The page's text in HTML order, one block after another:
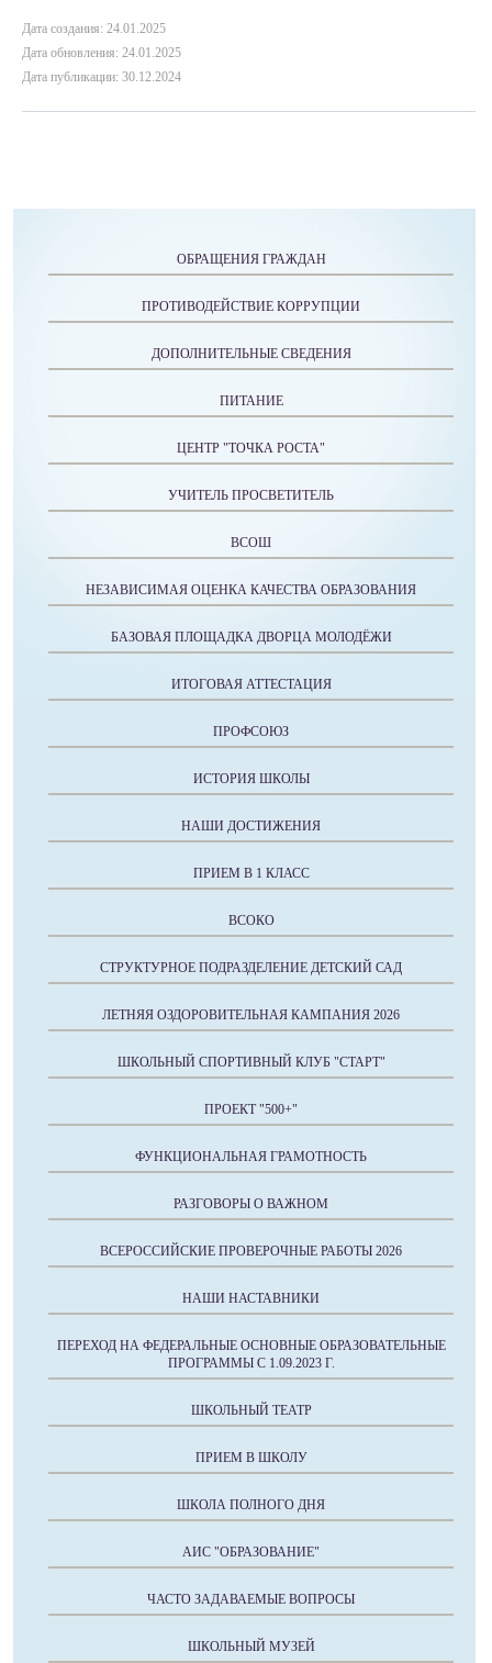
Дата создания: 24.01.2025
Дата обновления: 24.01.2025
Дата публикации: 30.12.2024
ОБРАЩЕНИЯ ГРАЖДАН
ПРОТИВОДЕЙСТВИЕ КОРРУПЦИИ
ДОПОЛНИТЕЛЬНЫЕ СВЕДЕНИЯ
ПИТАНИЕ
ЦЕНТР "ТОЧКА РОСТА"
УЧИТЕЛЬ ПРОСВЕТИТЕЛЬ
ВСОШ
НЕЗАВИСИМАЯ ОЦЕНКА КАЧЕСТВА ОБРАЗОВАНИЯ
БАЗОВАЯ ПЛОЩАДКА ДВОРЦА МОЛОДЁЖИ
ИТОГОВАЯ АТТЕСТАЦИЯ
ПРОФСОЮЗ
ИСТОРИЯ ШКОЛЫ
НАШИ ДОСТИЖЕНИЯ
ПРИЕМ В 1 КЛАСС
ВСОКО
СТРУКТУРНОЕ ПОДРАЗДЕЛЕНИЕ ДЕТСКИЙ САД
ЛЕТНЯЯ ОЗДОРОВИТЕЛЬНАЯ КАМПАНИЯ 2026
ШКОЛЬНЫЙ СПОРТИВНЫЙ КЛУБ "СТАРТ"
ПРОЕКТ "500+"
ФУНКЦИОНАЛЬНАЯ ГРАМОТНОСТЬ
РАЗГОВОРЫ О ВАЖНОМ
ВСЕРОССИЙСКИЕ ПРОВЕРОЧНЫЕ РАБОТЫ 2026
НАШИ НАСТАВНИКИ
ПЕРЕХОД НА ФЕДЕРАЛЬНЫЕ ОСНОВНЫЕ ОБРАЗОВАТЕЛЬНЫЕ
ПРОГРАММЫ С 1.09.2023 Г.
ШКОЛЬНЫЙ ТЕАТР
ПРИЕМ В ШКОЛУ
ШКОЛА ПОЛНОГО ДНЯ
АИС "ОБРАЗОВАНИЕ"
ЧАСТО ЗАДАВАЕМЫЕ ВОПРОСЫ
ШКОЛЬНЫЙ МУЗЕЙ